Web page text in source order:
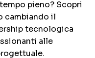
pieno? Scopri
cambiando il
tecnologica
alle